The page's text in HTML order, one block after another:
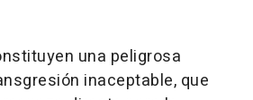
una peligrosa
inaceptable, que